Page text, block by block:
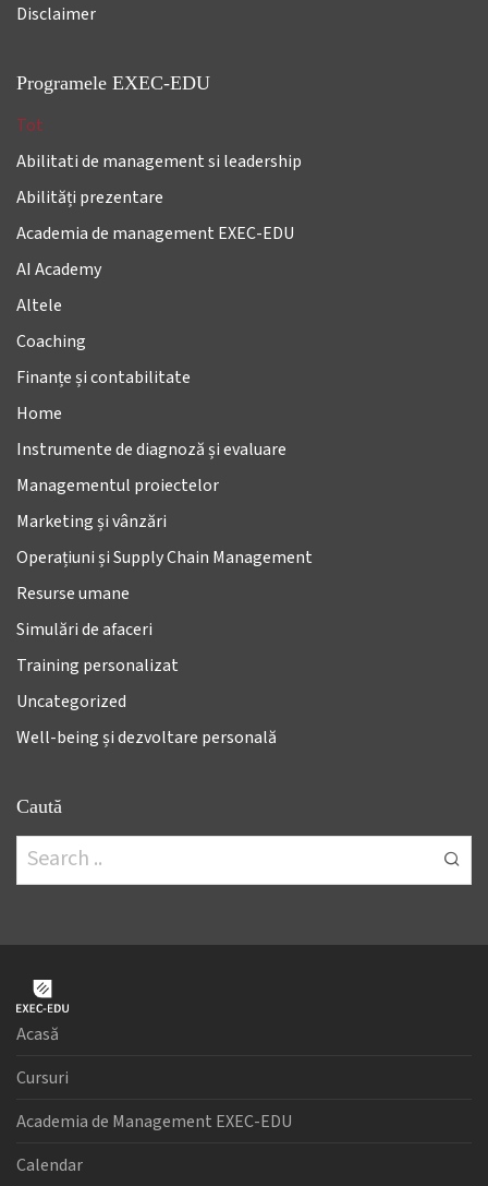
Disclaimer
Programele EXEC-EDU
Tot
Abilitati de management si leadership
Abilități prezentare
Academia de management EXEC-EDU
AI Academy
Altele
Coaching
Finanțe și contabilitate
Home
Instrumente de diagnoză și evaluare
Managementul proiectelor
Marketing și vânzări
Operațiuni și Supply Chain Management
Resurse umane
Simulări de afaceri
Training personalizat
Uncategorized
Well-being și dezvoltare personală
Caută
Acasă
Cursuri
Academia de Management EXEC-EDU
Calendar